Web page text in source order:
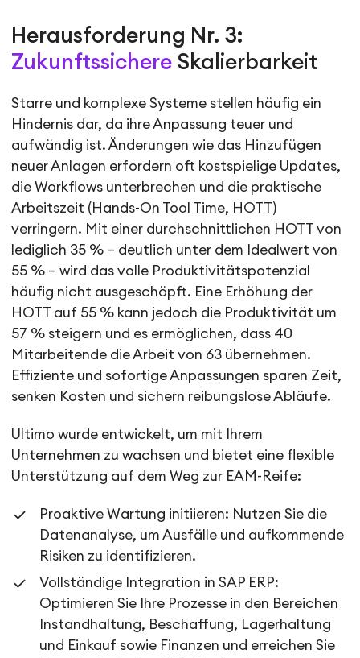
Herausforderung Nr. 3:
Zukunftssichere Skalierbarkeit
Starre und komplexe Systeme stellen häufig ein
Hindernis dar, da ihre Anpassung teuer und
aufwändig ist. Änderungen wie das Hinzufügen
neuer Anlagen erfordern oft kostspielige Updates,
die Workflows unterbrechen und die praktische
Arbeitszeit (Hands-On Tool Time, HOTT)
verringern. Mit einer durchschnittlichen HOTT von
lediglich 35 % – deutlich unter dem Idealwert von
55 % – wird das volle Produktivitätspotenzial
häufig nicht ausgeschöpft. Eine Erhöhung der
HOTT auf 55 % kann jedoch die Produktivität um
57 % steigern und es ermöglichen, dass 40
Mitarbeitende die Arbeit von 63 übernehmen.
Effiziente und sofortige Anpassungen sparen Zeit,
senken Kosten und sichern reibungslose Abläufe.
Ultimo wurde entwickelt, um mit Ihrem
Unternehmen zu wachsen und bietet eine flexible
Unterstützung auf dem Weg zur EAM-Reife:
Proaktive Wartung initiieren: Nutzen Sie die
Datenanalyse, um Ausfälle und aufkommende
Risiken zu identifizieren.
Vollständige Integration in SAP ERP:
Optimieren Sie Ihre Prozesse in den Bereichen
Instandhaltung, Beschaffung, Lagerhaltung
und Einkauf sowie Finanzen und erreichen Sie